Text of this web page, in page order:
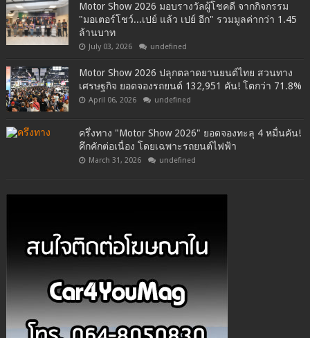
Motor Show 2026 มอบรางวัลผู้โชคดี จากกิจกรรม
"มอเตอร์โชว์...เปย์ แล้ว เปย์ อีก" รวมมูลค่ากว่า 1.45
ล้านบาท
July 03, 2026 undefined
Motor Show 2026 ปลุกตลาดยานยนต์ไทย สวนทาง
เศรษฐกิจ ยอดจองรถยนต์ 132,951 คัน! โตกว่า 71.8%
April 06, 2026 undefined
ครึ่งทาง "Motor Show 2026" ยอดจองทะลุ 4 หมื่นคัน!
คึกคักต่อเนื่อง โดยเฉพาะรถยนต์ไฟฟ้า
March 31, 2026 undefined